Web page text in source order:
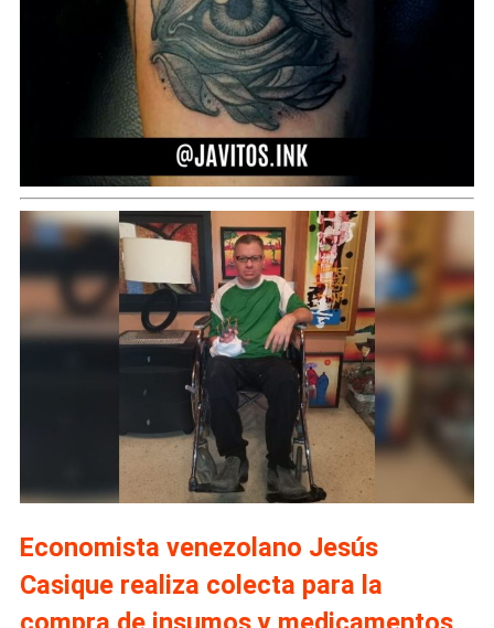
Economista venezolano Jesús
Casique realiza colecta para la